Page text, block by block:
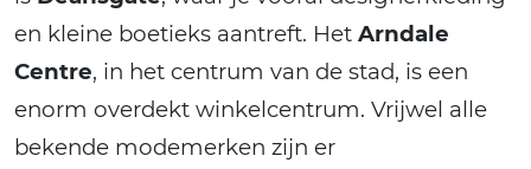
en kleine boetieks aantreft. Het Arndale
Centre, in het centrum van de stad, is een
enorm overdekt winkelcentrum. Vrijwel alle
bekende modemerken zijn er